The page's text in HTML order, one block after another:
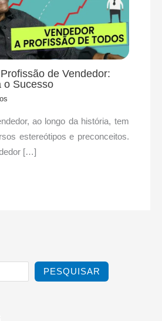
de Vendedor:
o Sucesso
ao longo da história, tem
estereótipos e preconceitos.
[…]
PESQUISAR